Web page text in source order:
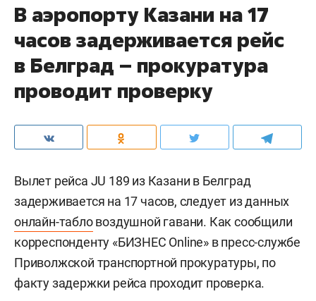
В аэропорту Казани на 17
часов задерживается рейс
в Белград – прокуратура
проводит проверку
Вылет рейса JU 189 из Казани в Белград
задерживается на 17 часов, следует из данных
онлайн-табловоздушной гавани. Как сообщили
корреспонденту «БИЗНЕС Online» в пресс-службе
Приволжской транспортной прокуратуры, по
факту задержки рейса проходит проверка.